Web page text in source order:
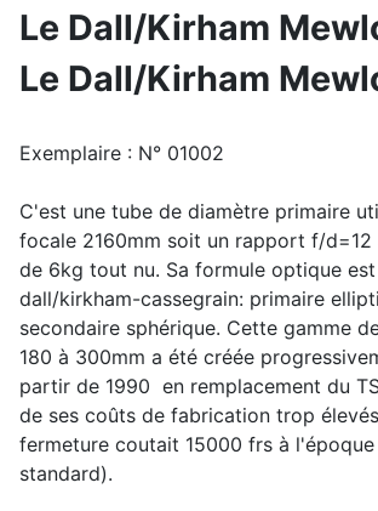
Le Dall/Kirham
Le Dall/Kirham
Exemplaire : N° 01002
C'est une tube de diamètre primaire
focale 2160mm soit un rapport f/d=12
de 6kg tout nu. Sa formule optique
dall/kirkham-cassegrain: primaire
secondaire sphérique. Cette gamme
180 à 300mm a été créée
partir de 1990 en remplacement du
de ses coûts de fabrication trop
fermeture coutait 15000 frs à l'époque
standard).